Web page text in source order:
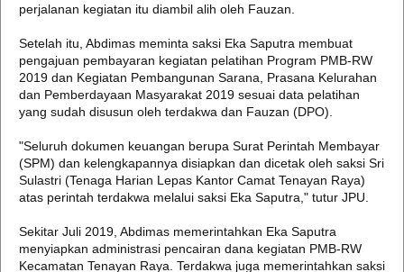
perjalanan kegiatan itu diambil alih oleh Fauzan.
Setelah itu, Abdimas meminta saksi Eka Saputra membuat
pengajuan pembayaran kegiatan pelatihan Program PMB-RW
2019 dan Kegiatan Pembangunan Sarana, Prasana Kelurahan
dan Pemberdayaan Masyarakat 2019 sesuai data pelatihan
yang sudah disusun oleh terdakwa dan Fauzan (DPO).
"Seluruh dokumen keuangan berupa Surat Perintah Membayar
(SPM) dan kelengkapannya disiapkan dan dicetak oleh saksi Sri
Sulastri (Tenaga Harian Lepas Kantor Camat Tenayan Raya)
atas perintah terdakwa melalui saksi Eka Saputra," tutur JPU.
Sekitar Juli 2019, Abdimas memerintahkan Eka Saputra
menyiapkan administrasi pencairan dana kegiatan PMB-RW
Kecamatan Tenayan Raya. Terdakwa juga memerintahkan saksi